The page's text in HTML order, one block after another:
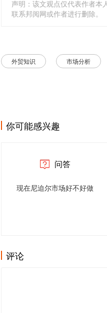
声明：该文观点仅代表作者本
联系邦阅网或作者进行删除。
外贸知识 市场分析
你可能感兴趣
问答
现在尼迫尔市场好不好做
评论